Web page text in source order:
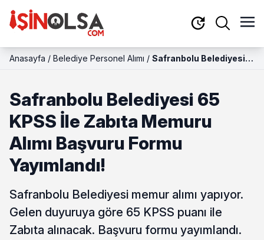
Anasayfa / Belediye Personel Alımı / Safranbolu Belediyesi
Formu Yayımlandı!
Safranbolu Belediyesi 65
KPSS İle Zabıta Memuru
Alımı Başvuru Formu
Yayımlandı!
Safranbolu Belediyesi memur alımı yapıyor.
Gelen duyuruya göre 65 KPSS puanı ile
Zabıta alınacak. Başvuru formu yayımlandı.